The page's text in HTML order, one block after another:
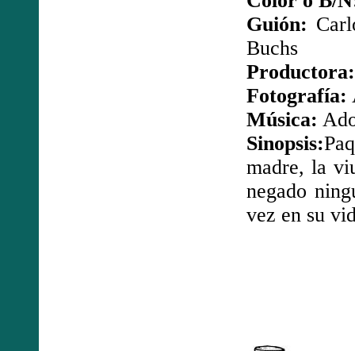
Guión:
Buchs
Productora:
Fotografía:
Música:
Sinopsis:
madre, la
negado
vez en su